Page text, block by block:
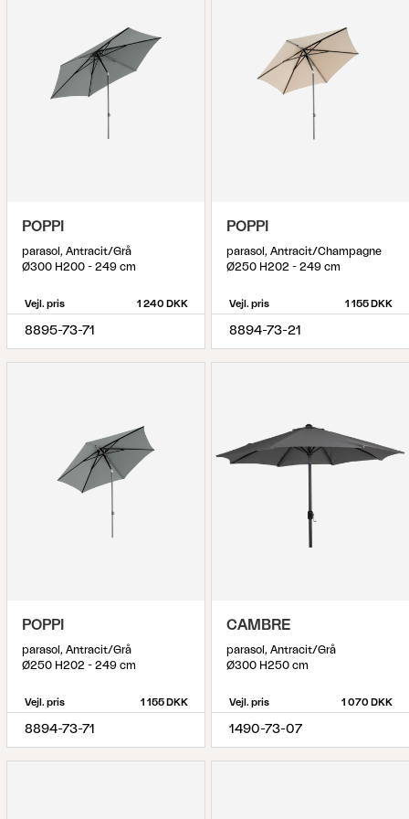
POPPI
parasol, Antracit/Grå
Ø300 H200 - 249 cm
Vejl. pris 1 240 DKK
8895-73-71
POPPI
parasol, Antracit/Champagne
Ø250 H202 - 249 cm
Vejl. pris 1 155 DKK
8894-73-21
POPPI
parasol, Antracit/Grå
Ø250 H202 - 249 cm
Vejl. pris 1 155 DKK
8894-73-71
CAMBRE
parasol, Antracit/Grå
Ø300 H250 cm
Vejl. pris 1 070 DKK
1490-73-07